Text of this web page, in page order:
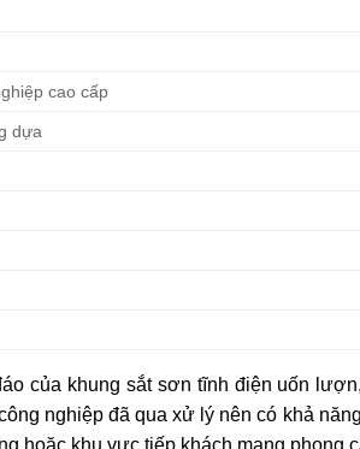
cao cấp
dựa
của khung sắt sơn tĩnh điện uốn
nghiệp đã qua xử lý nên có khả
hoặc khu vực tiếp khách mang phong